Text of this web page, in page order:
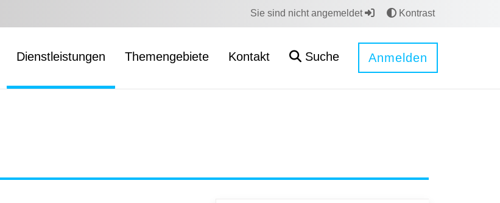
Sie sind nicht angemeldet Kontrast
Dienstleistungen Themengebiete Kontakt Suche Anmelden